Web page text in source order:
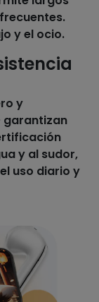
y el ocio.
y
garantizan
y al sudor,
uso diario y